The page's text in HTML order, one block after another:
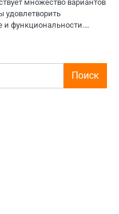
множество вариантов
удовлетворить
и функциональности.…
Поиск